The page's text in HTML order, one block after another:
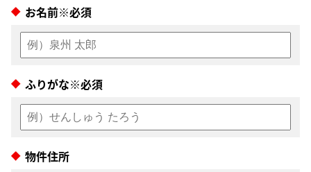
お名前※必須
ふりがな※必須
物件住所